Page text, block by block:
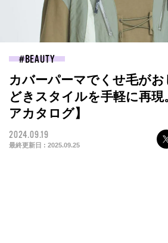
BEAUTY
カバーパーマでくせ毛が
どきスタイルを手軽に再現
アカタログ】
2024.09.19
最終更新日 : 2025.09.25